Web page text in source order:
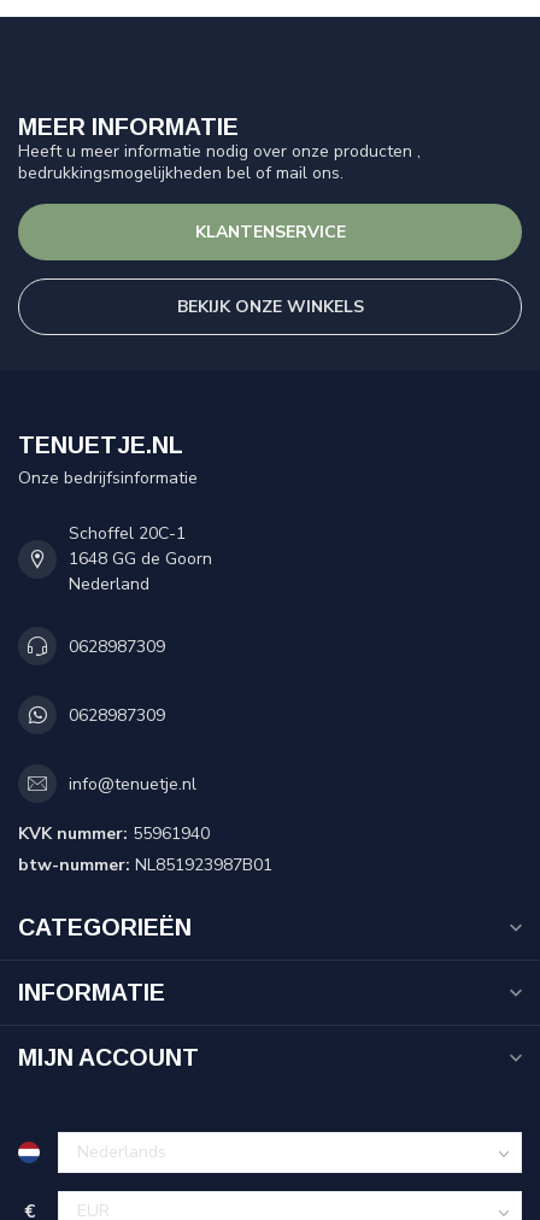
MEER INFORMATIE
Heeft u meer informatie nodig over onze producten ,
bedrukkingsmogelijkheden bel of mail ons.
KLANTENSERVICE
BEKIJK ONZE WINKELS
TENUETJE.NL
Onze bedrijfsinformatie
Schoffel 20C-1
1648 GG de Goorn
Nederland
0628987309
0628987309
info@tenuetje.nl
KVK nummer: 55961940
btw-nummer: NL851923987B01
CATEGORIEËN
INFORMATIE
MIJN ACCOUNT
€